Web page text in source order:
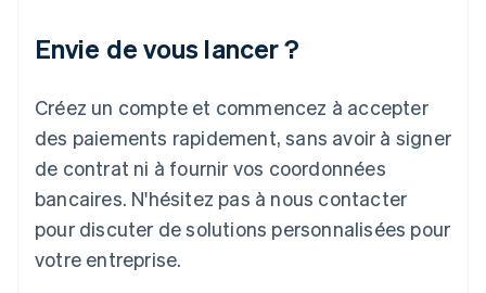
Envie de vous lancer ?
Créez un compte et commencez à accepter
des paiements rapidement, sans avoir à signer
de contrat ni à fournir vos coordonnées
bancaires. N'hésitez pas à nous contacter
pour discuter de solutions personnalisées pour
votre entreprise.
Japon
Lettonie
English
Liechtenstein
DeutschEnglish
Lituanie
Luxembourg
FrançaisDeutschEnglish